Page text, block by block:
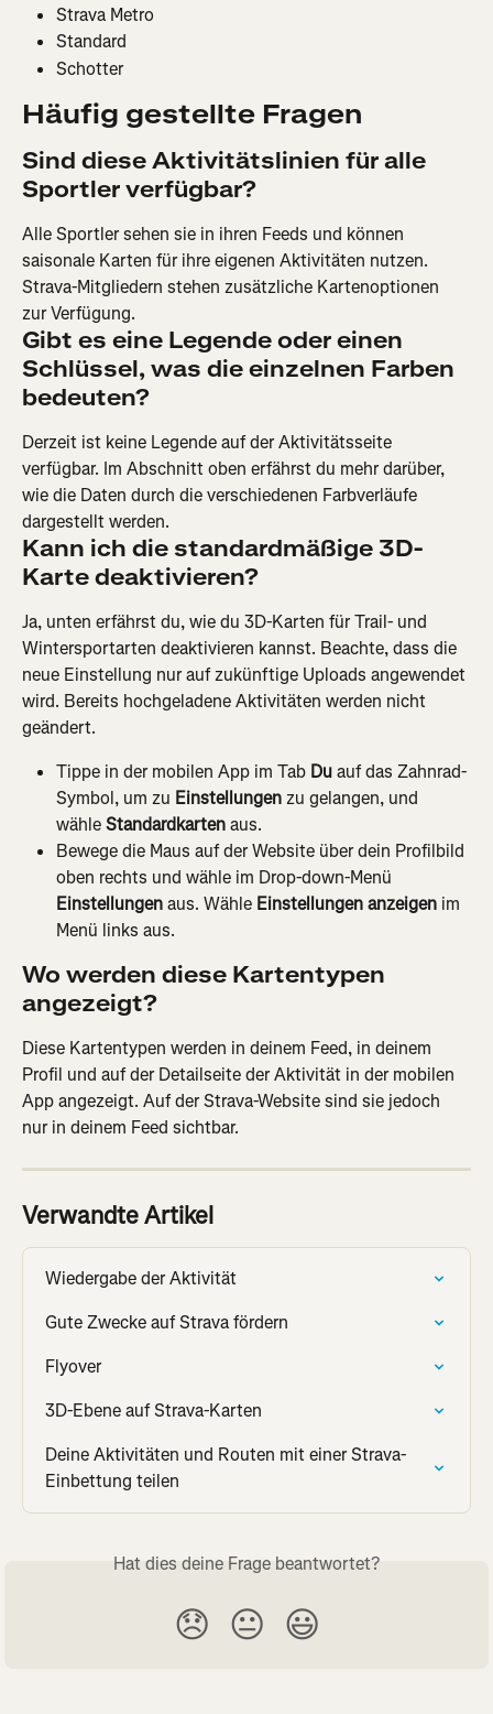
Strava Metro
Standard
Schotter
Häufig gestellte Fragen
Sind diese Aktivitätslinien für alle
Sportler verfügbar?
Alle Sportler sehen sie in ihren Feeds und können
saisonale Karten für ihre eigenen Aktivitäten nutzen.
Strava-Mitgliedern stehen zusätzliche Kartenoptionen
zur Verfügung.
Gibt es eine Legende oder einen
Schlüssel, was die einzelnen Farben
bedeuten?
Derzeit ist keine Legende auf der Aktivitätsseite
verfügbar. Im Abschnitt oben erfährst du mehr darüber,
wie die Daten durch die verschiedenen Farbverläufe
dargestellt werden.
Kann ich die standardmäßige 3D-
Karte deaktivieren?
Ja, unten erfährst du, wie du 3D-Karten für Trail- und
Wintersportarten deaktivieren kannst. Beachte, dass die
neue Einstellung nur auf zukünftige Uploads angewendet
wird. Bereits hochgeladene Aktivitäten werden nicht
geändert.
Tippe in der mobilen App im Tab Du auf das Zahnrad-
Symbol, um zu Einstellungen zu gelangen, und
wähle Standardkarten aus.
Bewege die Maus auf der Website über dein Profilbild
oben rechts und wähle im Drop-down-Menü
Einstellungen aus. Wähle Einstellungen anzeigen im
Menü links aus.
Wo werden diese Kartentypen
angezeigt?
Diese Kartentypen werden in deinem Feed, in deinem
Profil und auf der Detailseite der Aktivität in der mobilen
App angezeigt. Auf der Strava-Website sind sie jedoch
nur in deinem Feed sichtbar.
Verwandte Artikel
Wiedergabe der Aktivität
Gute Zwecke auf Strava fördern
Flyover
3D-Ebene auf Strava-Karten
Deine Aktivitäten und Routen mit einer Strava-
Einbettung teilen
Hat dies deine Frage beantwortet?
😞 😐 😃